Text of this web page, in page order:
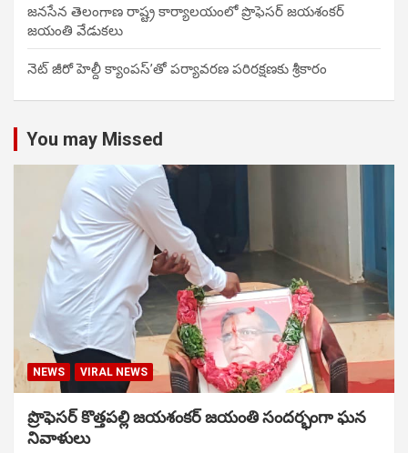
జనసేన తెలంగాణ రాష్ట్ర కార్యాలయంలో ప్రొఫెసర్ జయశంకర్
జయంతి వేడుకలు
నెట్ జీరో హెల్దీ క్యాంపస్’తో పర్యావరణ పరిరక్షణకు శ్రీకారం
You may Missed
NEWS VIRAL NEWS
ప్రొఫెసర్ కొత్తపల్లి జయశంకర్ జయంతి సందర్భంగా ఘన
నివాళులు